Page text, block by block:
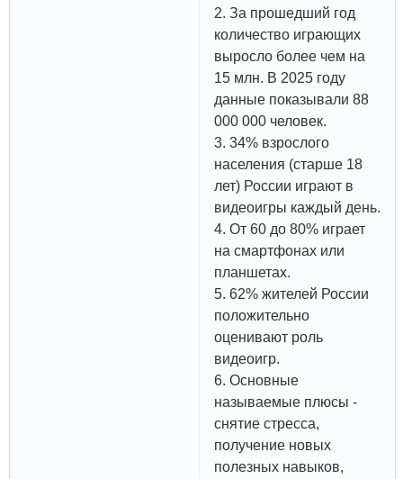
2. За прошедший год
количество играющих
выросло более чем на
15 млн. В 2025 году
данные показывали 88
000 000 человек.
3. 34% взрослого
населения (старше 18
лет) России играют в
видеоигры каждый день.
4. От 60 до 80% играет
на смартфонах или
планшетах.
5. 62% жителей России
положительно
оценивают роль
видеоигр.
6. Основные
называемые плюсы -
снятие стресса,
получение новых
полезных навыков,